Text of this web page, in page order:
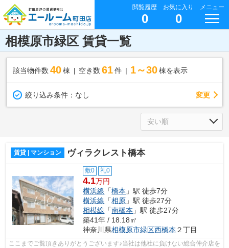
閲覧履歴
0
お気に入り
0
メニュー
相模原市緑区 賃貸一覧
該当物件数 40棟 空き数 61 件 1～30 棟を表示
絞り込み条件： なし 変更
賃貸 | マンション ヴィラクレスト橋本
敷0 礼0
4.1万円
横浜線 「橋本 」駅 徒歩7分
横浜線 「相原 」駅 徒歩27分
相模線 「南橋本 」駅 徒歩27分
築41年 / 18.18㎡
神奈川県相模原市緑区西橋本 ２丁目
ここまでご覧頂きありがとうございます♪当社は他社に負けない総合仲介店を